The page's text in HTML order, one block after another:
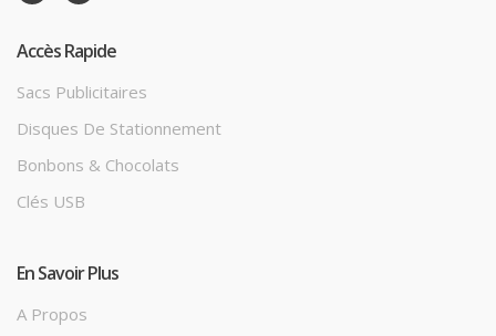
Accès Rapide
Sacs Publicitaires
Disques De Stationnement
Bonbons & Chocolats
Clés USB
En Savoir Plus
A Propos